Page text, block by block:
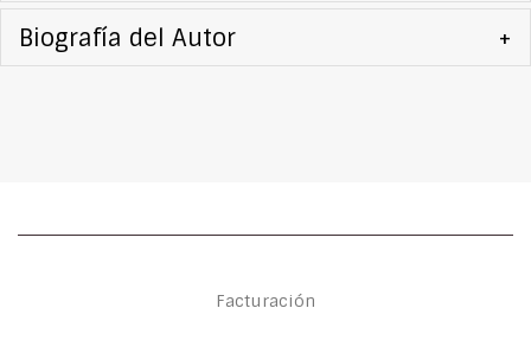
Biografía del Autor +
Facturación